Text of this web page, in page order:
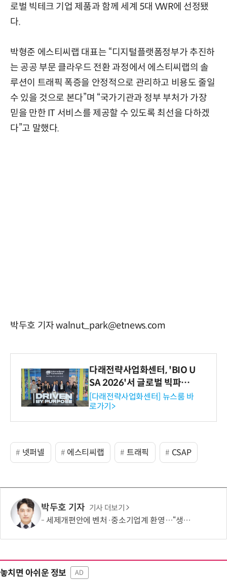
로벌 빅테크 기업 제품과 함께 세계 5대 VWR에 선정됐
다.
박형준 에스티씨랩 대표는 “디지털플랫폼정부가 추진하
는 공공 부문 클라우드 전환 과정에서 에스티씨랩의 솔
루션이 트래픽 폭증을 안정적으로 관리하고 비용도 줄일
수 있을 것으로 본다”며 “국가기관과 정부 부처가 가장
믿을 만한 IT 서비스를 제공할 수 있도록 최선을 다하겠
다”고 말했다.
박두호 기자 walnut_park@etnews.com
다래전략사업화센터, 'BIO U
SA 2026'서 글로벌 빅파마
와의 비즈니스 미팅 지원…K
-바이오 해외 진출 교두보 확
보
[다래전략사업화센터] 뉴스룸 바
로가기>
넷퍼넬 에스티씨랩 트래픽 CSAP
박두호 기자 기사 더보기
세제개편안에 벤처·중소기업계 환영…“생태계 성장 기반 확충”
놓치면 아쉬운 정보 AD